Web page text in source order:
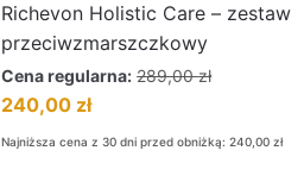
Richevon Holistic Care – zestaw
przeciwzmarszczkowy
Cena regularna: 289,00zł
240,00 zł
Najniższa cena z 30 dni przed obniżką:240,00zł